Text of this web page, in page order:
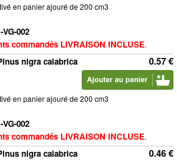
en panier ajouré de 200 cm3
VG-002
commandés LIVRAISON INCLUSE.
0.57 €
nigra calabrica
en panier ajouré de 200 cm3
VG-002
commandés LIVRAISON INCLUSE.
0.46 €
nigra calabrica